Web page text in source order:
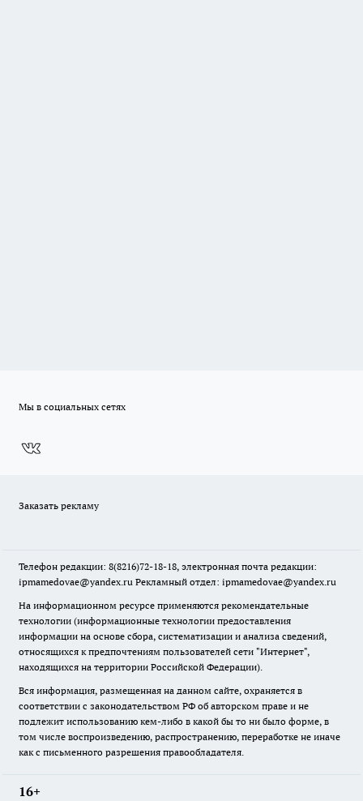
Мы в социальных сетях
Заказать рекламу
Телефон редакции: 8(8216)72-18-18, электронная почта редакции:
ipmamedovae@yandex.ru Рекламный отдел: ipmamedovae@yandex.ru
На информационном ресурсе применяются рекомендательные
технологии (информационные технологии предоставления
информации на основе сбора, систематизации и анализа сведений,
относящихся к предпочтениям пользователей сети "Интернет",
находящихся на территории Российской Федерации).
Вся информация, размещенная на данном сайте, охраняется в
соответствии с законодательством РФ об авторском праве и не
подлежит использованию кем-либо в какой бы то ни было форме, в
том числе воспроизведению, распространению, переработке не иначе
как с письменного разрешения правообладателя.
16+